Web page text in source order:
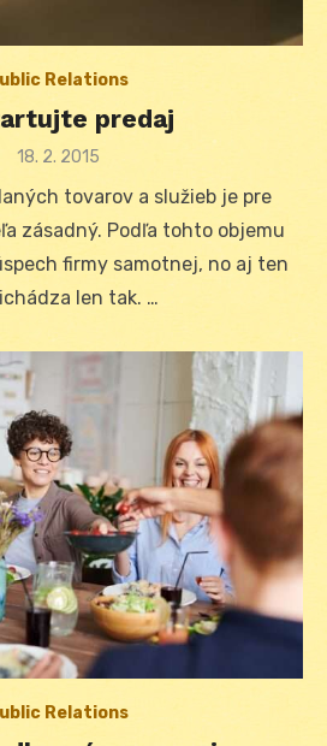
Relations
predaj
Posted
18. 2. 2015
tovarov a služieb je pre
zásadný. Podľa tohto objemu
firmy samotnej, no aj ten
len tak. …
Relations